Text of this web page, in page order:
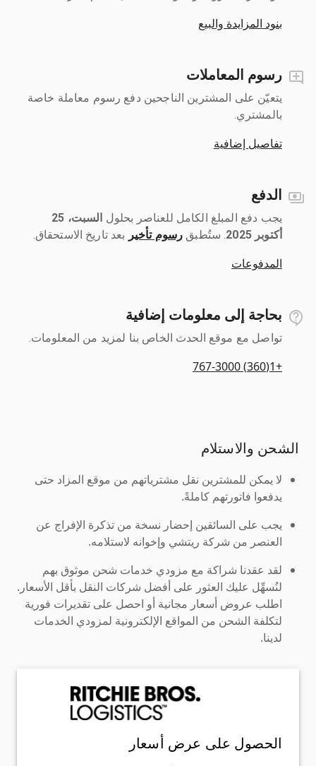
بنود المزايدة والبيع
رسوم المعاملات
يتعيّن على المشترين الناجحين دفع رسوم معاملة خاصة
بالمشتري.
تفاصيل إضافية
الدفع
يجب دفع المبلغ الكامل للعناصر بحلول ‎
السبت، 25
أكتوبر 2025
‎. ستُطبق رسوم تأخير بعد تاريخ الاستحقاق.
المدفوعات
بحاجة إلى معلومات إضافية
تواصل مع موقع الحدث الخاص بنا لمزيد من المعلومات.
+1(360) 767-3000
الشحن والاستلام
لا يمكن للمشترين نقل مشترياتهم من موقع المزاد حتى
يدفعوا فاتورتهم كاملةً.
يجب على السائقين إحضار نسخة من تذكرة الإفراج عن
العنصر من شركة ريتشي وإخوانه لاستلامه.
لقد عقدنا شراكة مع مزودي خدمات شحن موثوق بهم
لنُسهِّل عليك العثور على أفضل شركات النقل بأقل الأسعار.
اطلب عروض أسعار مجانية أو احصل على تقديرات فورية
لتكلفة الشحن من المواقع الإلكترونية لمزودي الخدمات
لدينا.
الحصول على عرض أسعار